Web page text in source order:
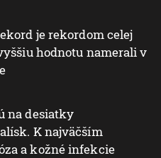
je rekordom celej
hodnotu namerali v
na desiatky
K najväčším
a kožné infekcie